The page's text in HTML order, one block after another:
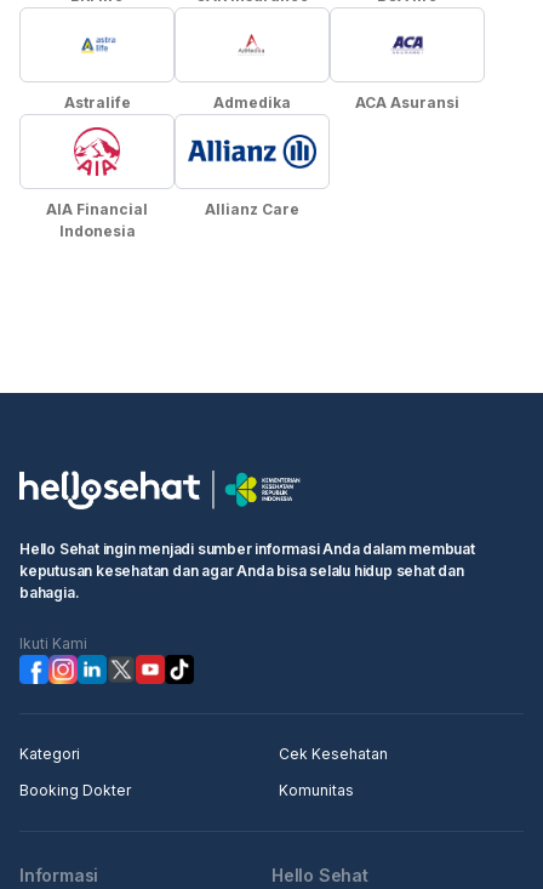
Astralife Admedika ACA Asuransi
AIA Financial
Indonesia
Allianz Care
Hello Sehat ingin menjadi sumber informasi Anda dalam membuat
keputusan kesehatan dan agar Anda bisa selalu hidup sehat dan
bahagia.
Ikuti Kami
Kategori
Cek Kesehatan
Booking Dokter
Komunitas
Informasi Hello Sehat